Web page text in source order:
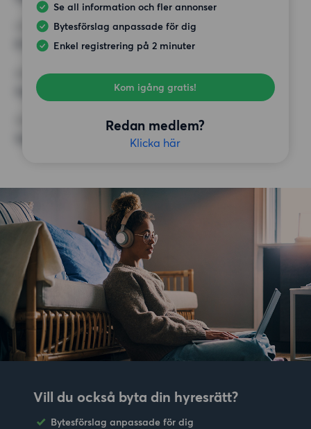
Se all information och fler annonser
Bytesförslag anpassade för dig
Enkel registrering på 2 minuter
Kom igång gratis!
Redan medlem?
Klicka här
HÖGSTA HYRA
8 500 kr
Inga speciella krav
ÖVRIGA PREFERENSER
Inga speciella preferenser
Vill du också byta din hyresrätt?
Bytesförslag anpassade för dig